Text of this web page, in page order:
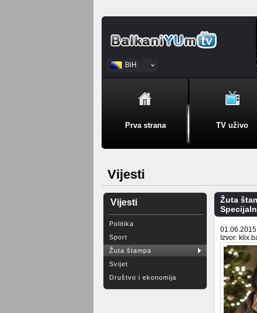
BiH
Srpski
Prva strana TV uživo
Vijesti
Vijesti
Politika
Sport
Žuta štampa
Svijet
Društvo i ekonomija
Žuta
Izvor: